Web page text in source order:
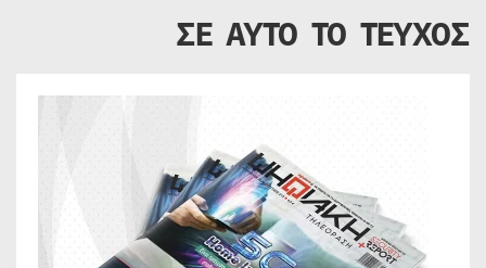
ΣΕ ΑΥΤΟ ΤΟ ΤΕΥΧΟΣ